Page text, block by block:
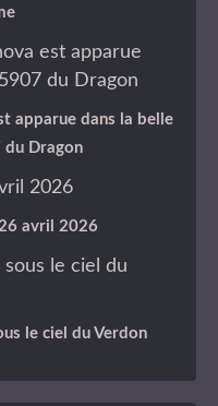
apparue dans la belle
du Dragon
avril 2026
le ciel du Verdon